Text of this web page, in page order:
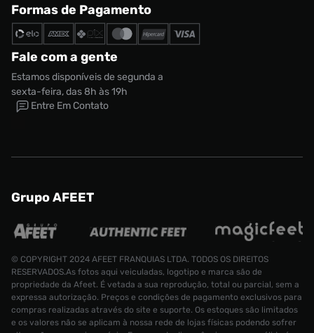
Formas de Pagamento
Fale com a gente
Estamos disponíveis de segunda a
sexta-feira, das 8h às 19h
Entre Em Contato
Grupo AFEET
© COPYRIGHT 2024 AFEET FRANQUIAS LTDA. TODOS OS DIREITOS
RESERVADOS.As fotos aqui veiculadas, logotipo e marca são de
propriedade da Afeet. É vetada a sua reprodução, total ou parcial, sem a
expressa autorização. Preços e condições de pagamento exclusivos para
compras realizadas através do site e suporte. Os estoques são limitados
e os valores não se aplicam à nossa rede de lojas físicas podendo sofrer